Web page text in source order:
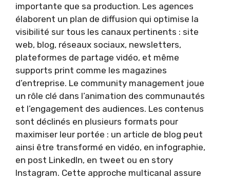
importante que sa production. Les agences
élaborent un plan de diffusion qui optimise la
visibilité sur tous les canaux pertinents : site
web, blog, réseaux sociaux, newsletters,
plateformes de partage vidéo, et même
supports print comme les magazines
d’entreprise. Le community management joue
un rôle clé dans l’animation des communautés
et l’engagement des audiences. Les contenus
sont déclinés en plusieurs formats pour
maximiser leur portée : un article de blog peut
ainsi être transformé en vidéo, en infographie,
en post LinkedIn, en tweet ou en story
Instagram. Cette approche multicanal assure